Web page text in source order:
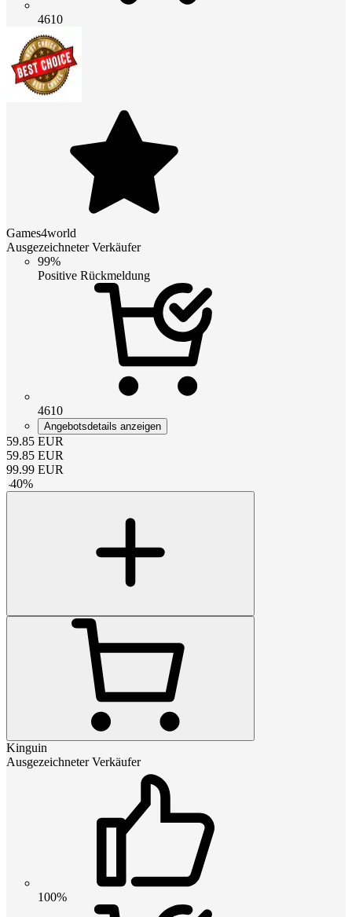
4610
Games4world
Ausgezeichneter Verkäufer
99%
Positive Rückmeldung
4610
Angebotsdetails anzeigen
59.85 EUR
59.85 EUR
99.99 EUR
-40%
Kinguin
Ausgezeichneter Verkäufer
100%